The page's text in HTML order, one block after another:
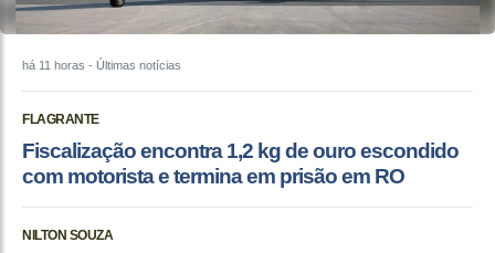
há 11 horas - Últimas notícias
FLAGRANTE
Fiscalização encontra 1,2 kg de ouro escondido
com motorista e termina em prisão em RO
NILTON SOUZA